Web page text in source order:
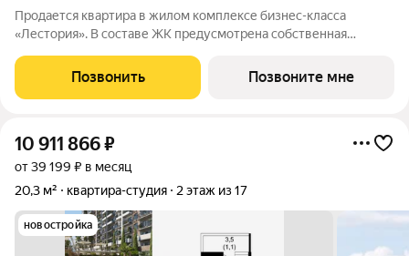
Продается квартира в жилом комплексе бизнес-класса
«Лестория». В составе ЖК предусмотрена собственная
подогреваемыми бассейнами, что соответствуют стандартам
бизнес-класса. Аквазона объединяет взрослый и
Позвонить Позвоните мне
10 911 866₽
от 39 199 ₽ в месяц
20,3 м²
квартира-студия 2 этаж из 17
новостройка